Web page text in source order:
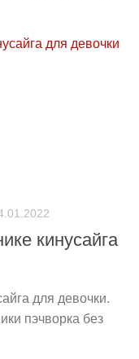
кинусайга
для девочки.
пэчворка без